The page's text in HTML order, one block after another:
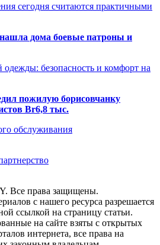
сегодня считаются практичными
дома боевые патроны и
одежды: безопасность и комфорт на
пожилую борисовчанку
Br6,8 тыс.
обслуживания
Все права защищены.
с нашего ресурса разрешается
ссылкой на страницу статьи.
на сайте взяты с открытых
интернета, все права на